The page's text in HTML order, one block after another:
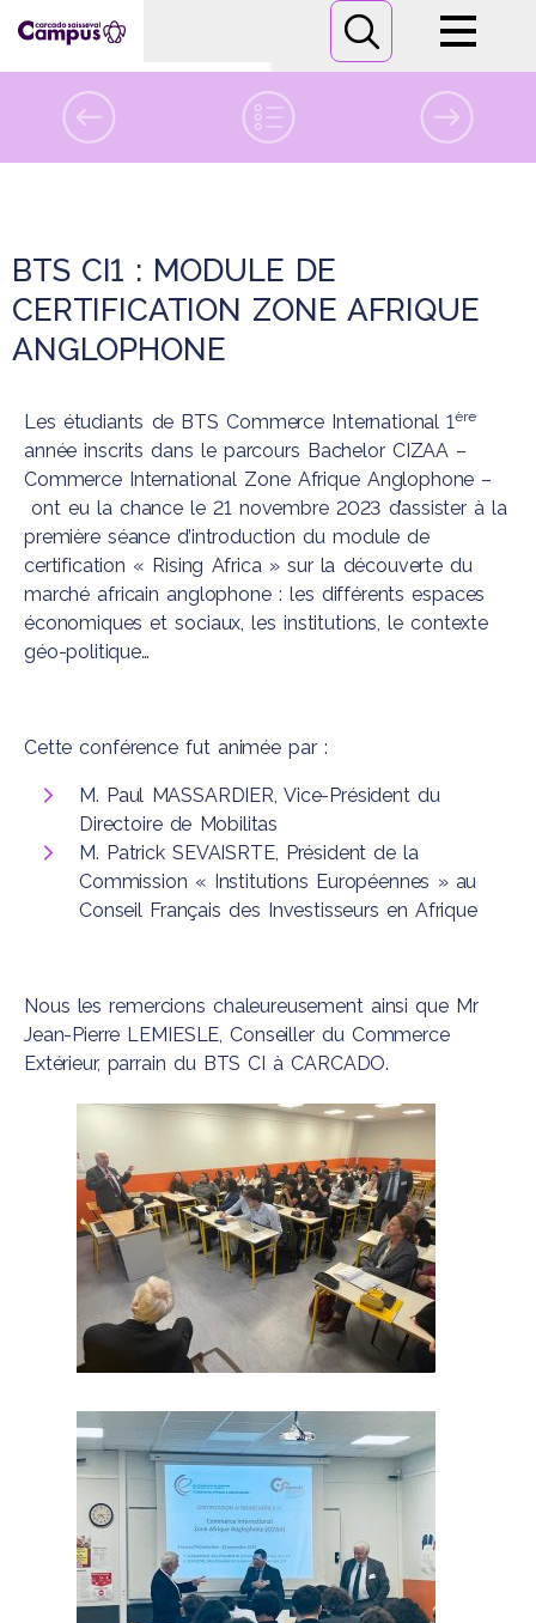
Campus
Formations
Nous contacter
BTS CI1 : MODULE DE
CERTIFICATION ZONE AFRIQUE
ANGLOPHONE
Les étudiants de BTS Commerce International 1ère
année inscrits dans le parcours Bachelor CIZAA –
Commerce International Zone Afrique Anglophone –
ont eu la chance le 21 novembre 2023 d’assister à la
première séance d’introduction du module de
certification « Rising Africa » sur la découverte du
marché africain anglophone : les différents espaces
économiques et sociaux, les institutions, le contexte
géo-politique…
Cette conférence fut animée par :
M. Paul MASSARDIER, Vice-Président du
Directoire de Mobilitas
M. Patrick SEVAISRTE, Président de la
Commission « Institutions Européennes » au
Conseil Français des Investisseurs en Afrique
Nous les remercions chaleureusement ainsi que Mr
Jean-Pierre LEMIESLE, Conseiller du Commerce
Extérieur, parrain du BTS CI à CARCADO.